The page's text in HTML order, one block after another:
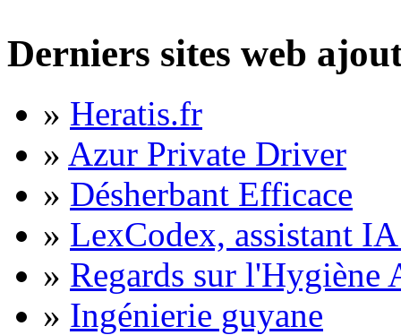
Derniers sites web
» Heratis.fr
» Azur Private Driver
» Désherbant Efficace
» LexCodex, assistant
» Regards sur l'Hygiène
» Ingénierie guyane